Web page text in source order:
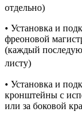
отдельно)
• Установка и
фреоновой
(каждый
листу)
• Установка и
кронштейны с
или за боковой